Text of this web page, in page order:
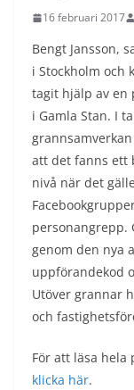
16 februari 2017
Bengt Jansson,
i Stockholm och
tagit hjälp av en
i Gamla Stan. I
att det fanns ett
nivå när det
personangrepp.
genom den nya
uppförandekod
Utöver grannar
och
För att läsa hela
klicka här.